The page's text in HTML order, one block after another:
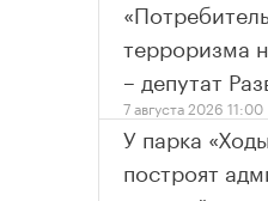
терроризма
– депутат
7 августа 2026 11:00
У парка
построят